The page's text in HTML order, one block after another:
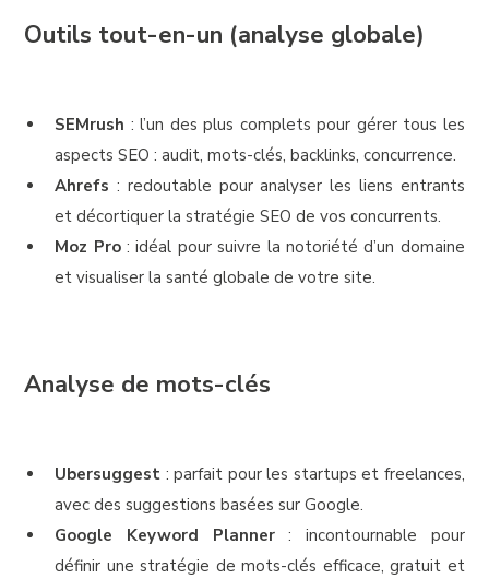
Outils tout-en-un (analyse globale)
SEMrush : l’un des plus complets pour gérer tous les
aspects SEO : audit, mots-clés, backlinks, concurrence.
Ahrefs : redoutable pour analyser les liens entrants
et décortiquer la stratégie SEO de vos concurrents.
Moz Pro: idéal pour suivre la notoriété d’un domaine
et visualiser la santé globale de votre site.
Analyse de mots-clés
Ubersuggest : parfait pour les startups et freelances,
avec des suggestions basées sur Google.
Google Keyword Planner: incontournable pour
définir une stratégie de mots-clés efficace, gratuit et